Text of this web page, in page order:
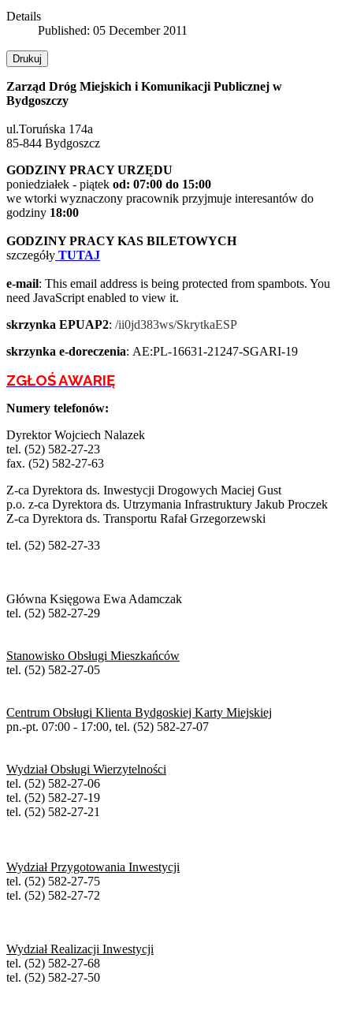
Details
Published: 05 December 2011
Drukuj
Zarząd Dróg Miejskich i Komunikacji Publicznej w
Bydgoszczy
ul.Toruńska 174a
85-844 Bydgoszcz
GODZINY PRACY URZĘDU
poniedziałek - piątek od: 07:00 do 15:00
we wtorki wyznaczony pracownik przyjmuje interesantów do
godziny 18:00
GODZINY PRACY KAS BILETOWYCH
szczegóły TUTAJ
e-mail: This email address is being protected from spambots. You
need JavaScript enabled to view it.
skrzynka EPUAP2: /ii0jd383ws/SkrytkaESP
skrzynka e-doreczenia: AE:PL-16631-21247-SGARI-19
ZGŁOŚ AWARIĘ
Numery telefonów:
Dyrektor Wojciech Nalazek
tel. (52) 582-27-23
fax. (52) 582-27-63
Z-ca Dyrektora ds. Inwestycji Drogowych Maciej Gust
p.o. z-ca Dyrektora ds. Utrzymania Infrastruktury Jakub Proczek
Z-ca Dyrektora ds. Transportu Rafał Grzegorzewski
tel. (52) 582-27-33
Główna Księgowa Ewa Adamczak
tel. (52) 582-27-29
Stanowisko Obsługi Mieszkańców
tel. (52) 582-27-05
Centrum Obsługi Klienta Bydgoskiej Karty Miejskiej
pn.-pt. 07:00 - 17:00, tel. (52) 582-27-07
Wydział Obsługi Wierzytelności
tel. (52) 582-27-06
tel. (52) 582-27-19
tel. (52) 582-27-21
Wydział Przygotowania Inwestycji
tel. (52) 582-27-75
tel. (52) 582-27-72
Wydział Realizacji Inwestycji
tel. (52) 582-27-68
tel. (52) 582-27-50